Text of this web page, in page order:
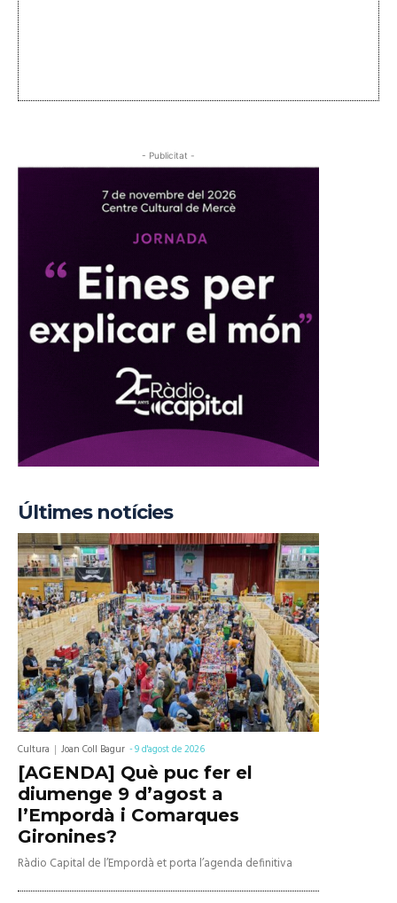
- Publicitat -
Últimes notícies
Cultura Joan Coll Bagur -9 d'agost de 2026
[AGENDA] Què puc fer el
diumenge 9 d’agost a
l’Empordà i Comarques
Gironines?
Ràdio Capital de l’Empordà et porta l’agenda definitiva